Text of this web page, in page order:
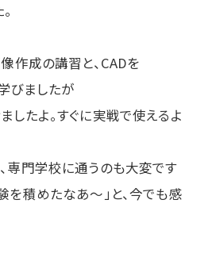
作成の講習と、CADを
びましたが
したよ。すぐに実戦で使えるよ
専門学校に通うのも大変です
を積めたなあ〜」と、今でも感